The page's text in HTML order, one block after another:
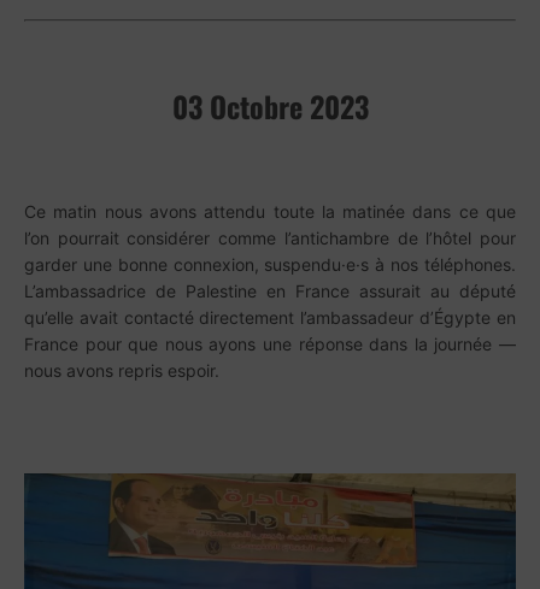
03 Octobre 2023
Ce matin nous avons attendu toute la matinée dans ce que
l’on pourrait considérer comme l’antichambre de l’hôtel pour
garder une bonne connexion, suspendu·e·s à nos téléphones.
L’ambassadrice de Palestine en France assurait au député
qu’elle avait contacté directement l’ambassadeur d’Égypte en
France pour que nous ayons une réponse dans la journée —
nous avons repris espoir.